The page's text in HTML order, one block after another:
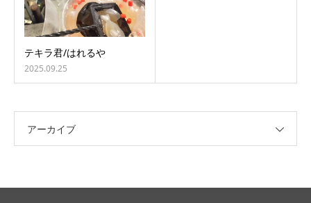
テキラ君/はれるや
2025.09.25
アーカイブ